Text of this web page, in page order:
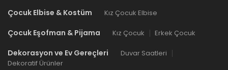
Çocuk Elbise & Kostüm Kız Çocuk Elbise
Çocuk Eşofman & Pijama Kız Çocuk Erkek Çocuk
Dekorasyon ve Ev Gereçleri
Duvar Saatleri
Dekoratif Ürünler